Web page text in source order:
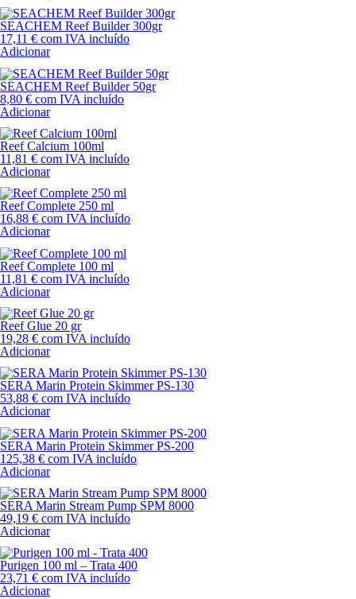
SEACHEM Reef Builder 300gr
17,11 € com IVA incluído
Adicionar
SEACHEM Reef Builder 50gr
8,80 € com IVA incluído
Adicionar
Reef Calcium 100ml
11,81 € com IVA incluído
Adicionar
Reef Complete 250 ml
16,88 € com IVA incluído
Adicionar
Reef Complete 100 ml
11,81 € com IVA incluído
Adicionar
Reef Glue 20 gr
19,28 € com IVA incluído
Adicionar
SERA Marin Protein Skimmer PS-130
53,88 € com IVA incluído
Adicionar
SERA Marin Protein Skimmer PS-200
125,38 € com IVA incluído
Adicionar
SERA Marin Stream Pump SPM 8000
49,19 € com IVA incluído
Adicionar
Purigen 100 ml – Trata 400
23,71 € com IVA incluído
Adicionar